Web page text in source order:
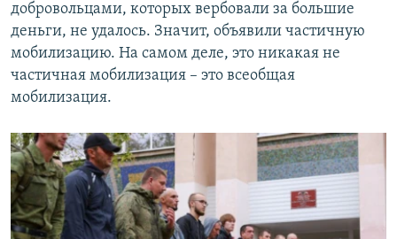
добровольцами, которых вербовали за большие
деньги, не удалось. Значит, объявили частичную
мобилизацию. На самом деле, это никакая не
частичная мобилизация – это всеобщая
мобилизация.